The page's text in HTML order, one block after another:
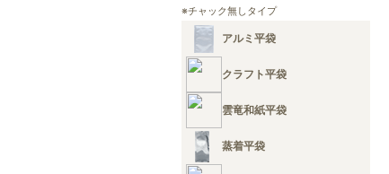
※チャック無しタイプ
アルミ平袋
クラフト平袋
雲竜和紙平袋
蒸着平袋